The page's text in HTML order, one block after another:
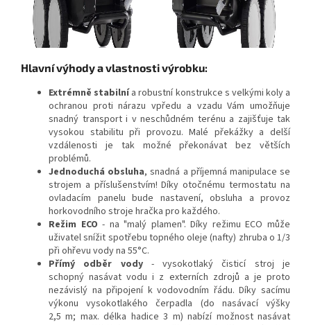
Hlavní výhody a vlastnosti výrobku:​​
Extrémně stabilnía robustní konstrukce s velkými koly a
ochranou proti nárazu vpředu a vzadu Vám umožňuje
snadný transport i v neschůdném terénu a zajišťuje tak
vysokou stabilitu při provozu. Malé překážky a delší
vzdálenosti je tak možné překonávat bez větších
problémů.
Jednoduchá obsluha, snadná a příjemná manipulace se
strojem a příslušenstvím! Díky otočnému termostatu na
ovladacím panelu bude nastavení, obsluha a provoz
horkovodního stroje hračka pro každého.
Režim ECO- na "malý plamen". Díky režimu ECO může
uživatel snížit spotřebu topného oleje (nafty) zhruba o 1/3
při ohřevu vody na 55°C.
Přímý odběr vody - vysokotlaký čisticí stroj je
schopný nasávat vodu i z externích zdrojů a je proto
nezávislý na připojení k vodovodním řádu. Díky sacímu
výkonu vysokotlakého čerpadla (do nasávací výšky
2,5 m; max. délka hadice 3 m) nabízí možnost nasávat